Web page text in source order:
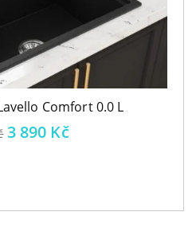
Comfort 0.0 L
3 890 Kč